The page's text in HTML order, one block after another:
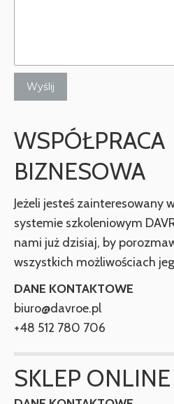
WSPÓŁPRACA
BIZNESOWA
Jeżeli jesteś zainteresowany
systemie szkoleniowym
nami już dzisiaj, by
wszystkich możliwościach
DANE KONTAKTOWE
biuro@davroe.pl
+48 512 780 706
SKLEP ONLINE